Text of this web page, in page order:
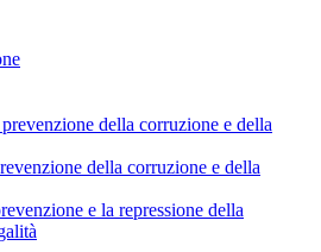
della corruzione e della
della corruzione e della
e la repressione della